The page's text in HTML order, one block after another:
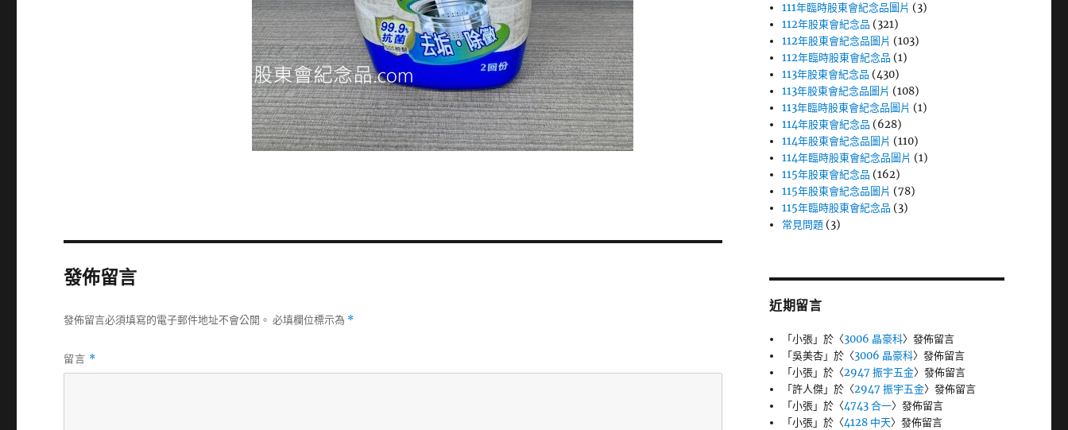
發佈留言
發佈留言必須填寫的電子郵件地址不會公開。 必填欄位標示為 *
留言 *
111年臨時股東會紀念品圖片 (3)
112年股東會紀念品 (321)
112年股東會紀念品圖片 (103)
112年臨時股東會紀念品 (1)
113年股東會紀念品 (430)
113年股東會紀念品圖片 (108)
113年臨時股東會紀念品圖片 (1)
114年股東會紀念品 (628)
114年股東會紀念品圖片 (110)
114年臨時股東會紀念品圖片 (1)
115年股東會紀念品 (162)
115年股東會紀念品圖片 (78)
115年臨時股東會紀念品 (3)
常見問題 (3)
近期留言
「小張」於〈3006 晶豪科〉發佈留言
「吳美杏」於〈3006 晶豪科〉發佈留言
「小張」於〈2947 振宇五金〉發佈留言
「許人傑」於〈2947 振宇五金〉發佈留言
「小張」於〈4743 合一〉發佈留言
「小張」於〈4128 中天〉發佈留言